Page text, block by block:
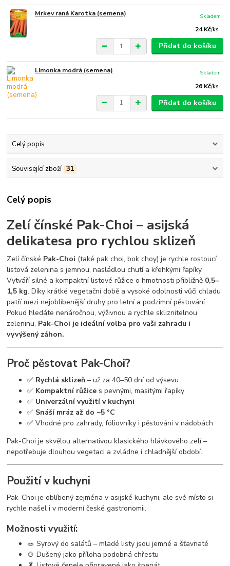
Mrkev raná Karotka (semena)
24 Kč/ks
Skladem
Přidat do košíku
Limonka modrá (semena)
26 Kč/ks
Skladem
Přidat do košíku
Celý popis
Související zboží 31
Celý popis
Zelí čínské Pak-Choi – asijská
delikatesa pro rychlou sklizeň
Zelí čínské Pak-Choi (také pak choi, bok choy) je rychle rostoucí
listová zelenina s jemnou, nasládlou chutí a křehkými řapíky.
Vytváří silné a kompaktní listové růžice o hmotnosti přibližně 0,5–
1,5 kg. Díky krátké vegetační době a vysoké odolnosti vůči chladu
patří mezi nejoblíbenější druhy pro letní a podzimní pěstování.
Pokud hledáte nenáročnou, výživnou a rychle skliznitelnou
zeleninu, Pak-Choi je ideální volba pro vaši zahradu i
vyvýšený záhon.
Proč pěstovat Pak-Choi?
✅ Rychlá sklizeň – už za 40–50 dní od výsevu
✅ Kompaktní růžice s pevnými, masitými řapíky
✅ Univerzální využití v kuchyni
✅ Snáší mráz až do −5 °C
✅ Vhodné pro zahrady, fóliovníky i pěstování v nádobách
Pak-Choi je skvělou alternativou klasického hlávkového zelí –
nepotřebuje dlouhou vegetaci a zvládne i chladnější období.
Použití v kuchyni
Pak-Choi je oblíbený zejména v asijské kuchyni, ale své místo si
rychle našel i v moderní české gastronomii.
Možnosti využití:
🥗 Syrový do salátů – mladé listy jsou jemné a šťavnaté
🍲 Dušený jako příloha podobná chřestu